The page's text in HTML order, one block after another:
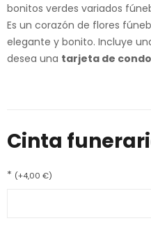
bonitos verdes variados
Es un corazón de flores
elegante y bonito. Incluye
desea una tarjeta de
Cinta
* (+4,00 €)